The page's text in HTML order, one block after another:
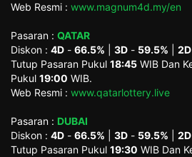
Web Resmi : www.magnum4d.my/en
Pasaran : QATAR
Diskon : 4D - 66.5% 3D - 59.5% 2D
Tutup Pasaran Pukul 18:45 WIB Dan
Pukul 19:00 WIB.
Web Resmi : www.qatarlottery.live
Pasaran : DUBAI
Diskon : 4D - 66.5% 3D - 59.5% 2D
Tutup Pasaran Pukul 19:30 WIB Dan